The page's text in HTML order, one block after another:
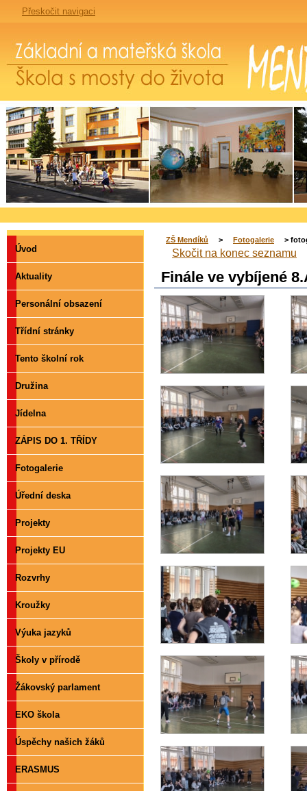
Přeskočit navigaci
Úvod
Aktuality
Personální obsazení
Třídní stránky
Tento školní rok
Družina
Jídelna
ZÁPIS DO 1. TŘÍDY
Fotogalerie
Úřední deska
Projekty
Projekty EU
Rozvrhy
Kroužky
Výuka jazyků
Školy v přírodě
Žákovský parlament
EKO škola
Úspěchy našich žáků
ERASMUS
ZŠ Mendíků > Fotogalerie >
Skočit na konec seznamu
Finále ve vybíjené